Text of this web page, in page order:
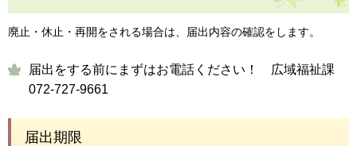
廃止・休止・再開をされる場合は、届出内容の確認をします。
届出をする前にまずはお電話ください！ 広域福祉課
072-727-9661
届出期限